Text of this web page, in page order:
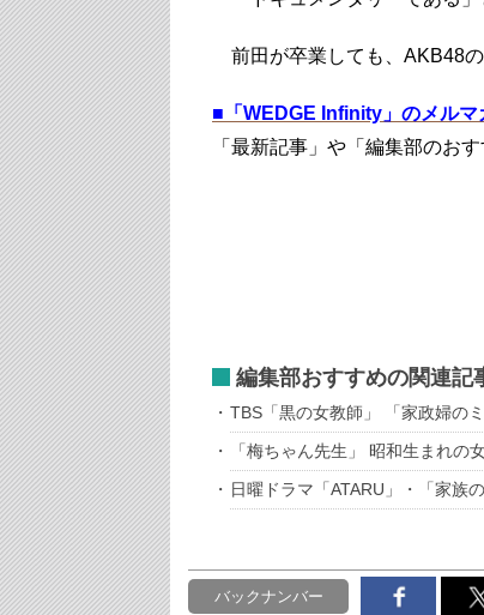
前田が卒業しても、AKB48の
■ 「WEDGE Infinity」のメル
「最新記事」や「編集部のお
編集部おすすめの関連記
TBS「黒の女教師」 「家政婦の
「梅ちゃん先生」 昭和生まれの
日曜ドラマ「ATARU」・「家族
バックナンバー